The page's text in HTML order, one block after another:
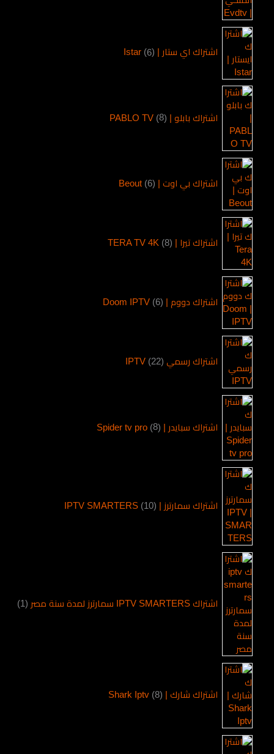
اشتراك اي ستار | Istar 6
اشتراك بابلو | PABLO TV 8
اشتراك بي اوت | Beout 6
اشتراك تيرا | TERA TV 4K 8
اشتراك دووم | Doom IPTV 6
اشتراك رسمي IPTV 22
اشتراك سبايدر | Spider tv pro 8
اشتراك سمارترز | IPTV SMARTERS 10
اشتراك IPTV SMARTERS سمارترز لمدة سنة مصر 1
اشتراك شارك | Shark Iptv 8